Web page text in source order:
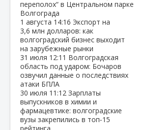
переполох“ в Центральном парке
Волгограда
1 августа 14:16 Экспорт на
3,6 млн долларов: как
волгоградский бизнес выходит
на зарубежные рынки
31 июля 12:11 Волгоградская
область под ударом: Бочаров
озвучил данные о последствиях
атаки БПЛА
30 июля 11:12 Зарплаты
выпускников в химии и
фармацевтике: волгоградские
вузы закрепились в топ‑15